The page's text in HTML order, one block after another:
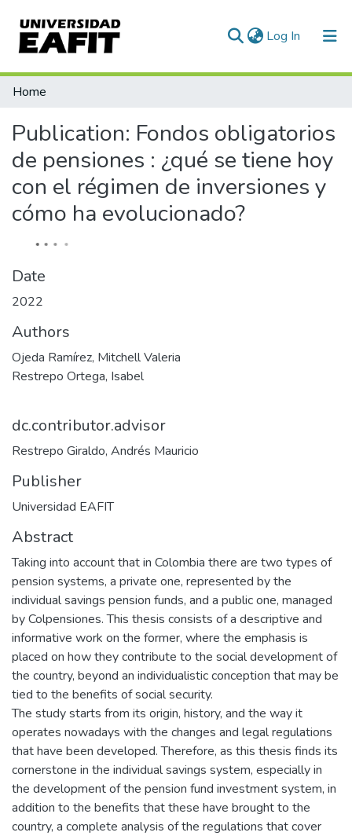
Log In (current)
Communities & Collections
Statistics
Home
Publication: Fondos obligatorios
de pensiones : ¿qué se tiene hoy
con el régimen de inversiones y
cómo ha evolucionado?
Date
2022
Authors
Ojeda Ramírez, Mitchell Valeria
Restrepo Ortega, Isabel
dc.contributor.advisor
Restrepo Giraldo, Andrés Mauricio
Publisher
Universidad EAFIT
Abstract
Taking into account that in Colombia there are two types of
pension systems, a private one, represented by the
individual savings pension funds, and a public one, managed
by Colpensiones. This thesis consists of a descriptive and
informative work on the former, where the emphasis is
placed on how they contribute to the social development of
the country, beyond an individualistic conception that may be
tied to the benefits of social security.
The study starts from its origin, history, and the way it
operates nowadays with the changes and legal regulations
that have been developed. Therefore, as this thesis finds its
cornerstone in the individual savings system, especially in
the development of the pension fund investment system, in
addition to the benefits that these have brought to the
country, a complete analysis of the regulations that cover